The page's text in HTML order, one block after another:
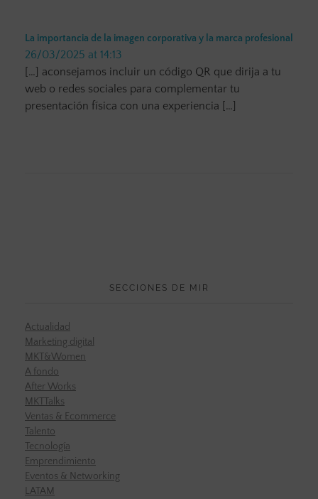
La importancia de la imagen corporativa y la marca profesional
26/03/2025 at 14:13
[…] aconsejamos incluir un código QR que dirija a tu
web o redes sociales para complementar tu
presentación física con una experiencia […]
SECCIONES DE MIR
Actualidad
Marketing digital
MKT&Women
A fondo
After Works
MKTTalks
Ventas & Ecommerce
Talento
Tecnología
Emprendimiento
Eventos & Networking
LATAM